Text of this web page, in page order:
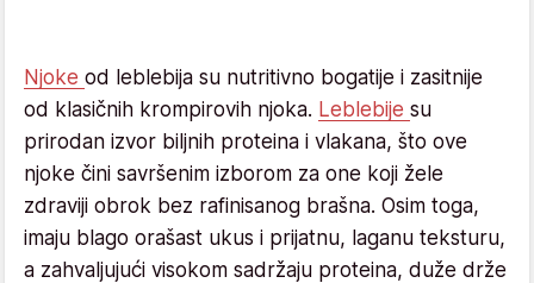
Njoke od leblebija su nutritivno bogatije i zasitnije
od klasičnih krompirovih njoka. Leblebije su
prirodan izvor biljnih proteina i vlakana, što ove
njoke čini savršenim izborom za one koji žele
zdraviji obrok bez rafinisanog brašna. Osim toga,
imaju blago orašast ukus i prijatnu, laganu teksturu,
a zahvaljujući visokom sadržaju proteina, duže drže